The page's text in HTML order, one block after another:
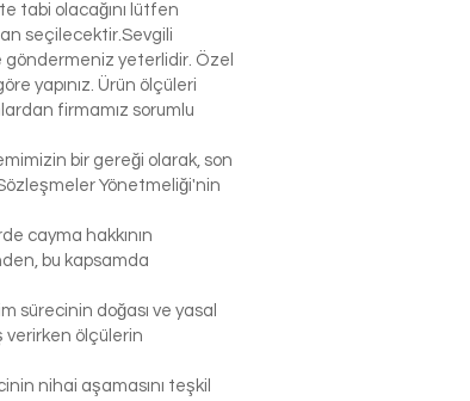
tabi olacağını lütfen
seçilecektir.Sevgili
yeterlidir. Özel
yapınız. Ürün ölçüleri
firmamız sorumlu
bir gereği olarak, son
Yönetmeliği'nin
cayma hakkının
bu kapsamda
sürecinin doğası ve yasal
verirken ölçülerin
nihai aşamasını teşkil